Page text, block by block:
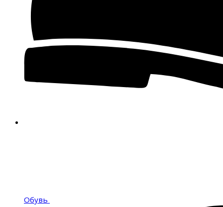
Обувь